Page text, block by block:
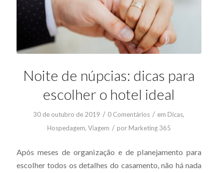
Noite de núpcias: dicas para
escolher o hotel ideal
30 de outubro de 2019 / 0 Comentários / em Dicas,
Hospedagem, Viagem / por Marketing 365
Após meses de organização e de planejamento para
escolher todos os detalhes do casamento, não há nada